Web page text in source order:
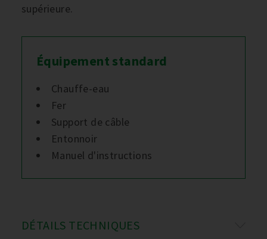
supérieure.
Équipement standard
Chauffe-eau
Fer
Support de câble
Entonnoir
Manuel d'instructions
DÉTAILS TECHNIQUES